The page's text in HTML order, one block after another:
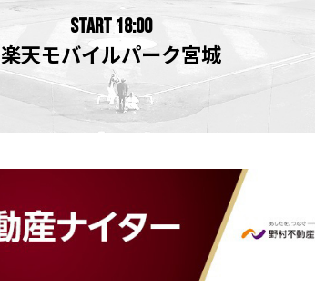
START 18:00
楽天モバイルパーク宮城